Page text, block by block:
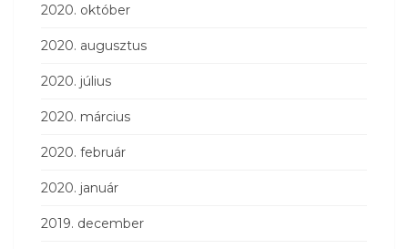
2020. október
2020. augusztus
2020. július
2020. március
2020. február
2020. január
2019. december